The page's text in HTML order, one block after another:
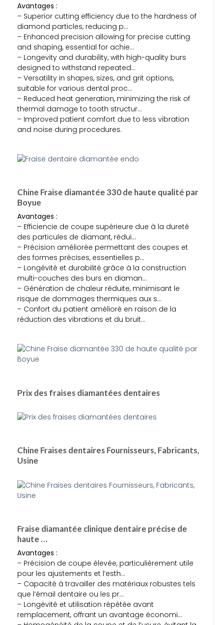
Avantages :
– Superior cutting efficiency due to the hardness of
diamond particles, reducing p…
– Enhanced precision allowing for precise cutting
and shaping, essential for achie…
– Longevity and durability, with high-quality burs
designed to withstand repeated…
– Versatility in shapes, sizes, and grit options,
suitable for various dental proc…
– Reduced heat generation, minimizing the risk of
thermal damage to tooth structur…
– Improved patient comfort due to less vibration
and noise during procedures.
Chine Fraise diamantée 330 de haute qualité par
Boyue
Avantages :
– Efficiencie de coupe supérieure due à la dureté
des particules de diamant, rédui…
– Précision améliorée permettant des coupes et
des formes précises, essentielles p…
– Longévité et durabilité grâce à la construction
multi-couches des burs en diaman…
– Génération de chaleur réduite, minimisant le
risque de dommages thermiques aux s…
– Confort du patient amélioré en raison de la
réduction des vibrations et du bruit…
Prix des fraises diamantées dentaires
Chine Fraises dentaires Fournisseurs, Fabricants,
Usine
Fraise diamantée clinique dentaire précise de
haute …
Avantages :
– Précision de coupe élevée, particulièrement utile
pour les ajustements et l’esth…
– Capacité à travailler des matériaux robustes tels
que l’émail dentaire ou les pr…
– Longévité et utilisation répétée avant
remplacement, offrant un avantage économi…